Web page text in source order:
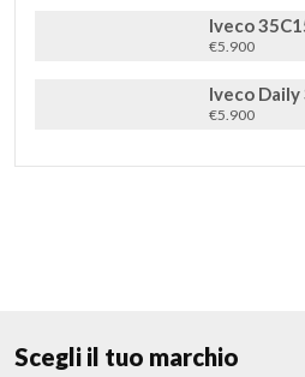
Iveco
€5.900
Iveco
€5.900
Scegli il tuo marchio